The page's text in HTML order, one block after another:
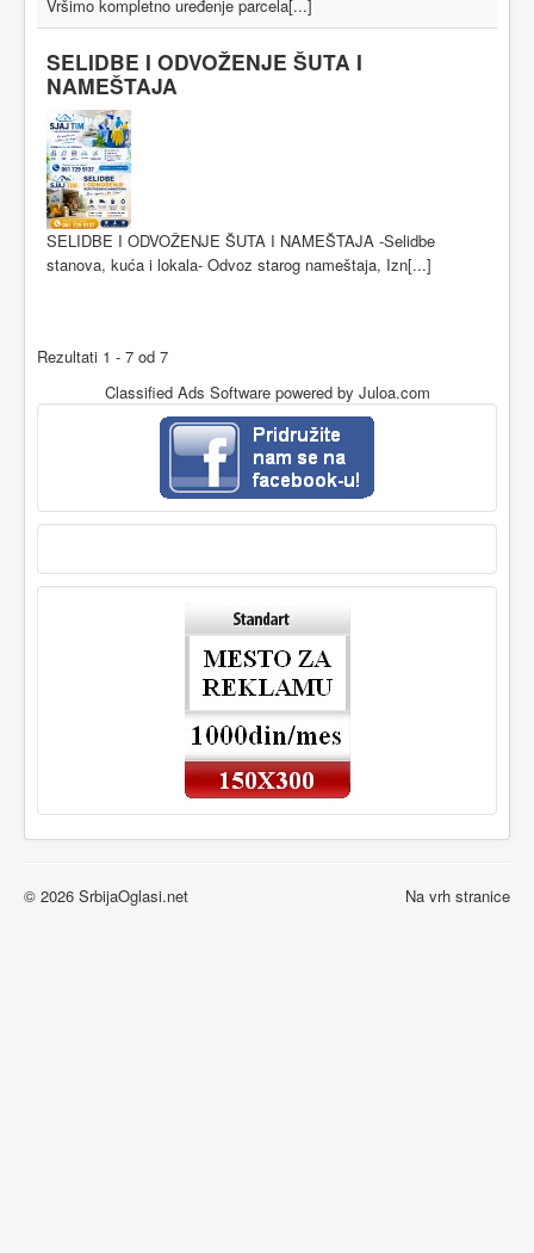
Vršimo kompletno uređenje parcela[...]
SELIDBE I ODVOŽENJE ŠUTA I
NAMEŠTAJA
SELIDBE I ODVOŽENJE ŠUTA I NAMEŠTAJA -Selidbe
stanova, kuća i lokala- Odvoz starog nameštaja, Izn[...]
Rezultati 1 - 7 od 7
Classified Ads Softwarepowered by Juloa.com
Na vrh stranice
© 2026 SrbijaOglasi.net